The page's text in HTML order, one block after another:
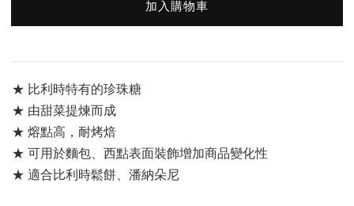
加入購物車
★ 比利時特有的珍珠糖
★ 由甜菜提煉而成
★ 熔點高，耐烤焙
★ 可用於麵包、西點表面裝飾增加商品變化性
★ 適合比利時鬆餅、潘納朵尼